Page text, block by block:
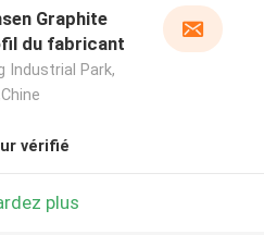
Graphite
du fabricant
Industrial Park,
vérifié
plus